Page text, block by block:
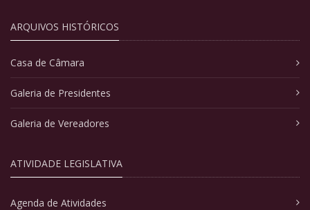
ARQUIVOS HISTÓRICOS
Casa de Câmara
Galeria de Presidentes
Galeria de Vereadores
ATIVIDADE LEGISLATIVA
Agenda de Atividades